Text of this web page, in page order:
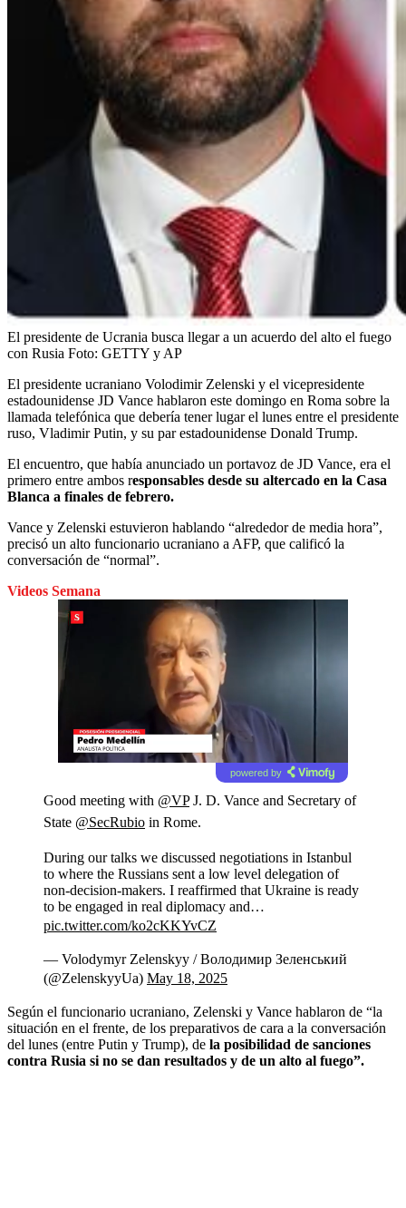
El presidente de Ucrania busca llegar a un acuerdo del alto el fuego
con Rusia Foto: GETTY y AP
El presidente ucraniano Volodimir Zelenski y el vicepresidente
estadounidense JD Vance hablaron este domingo en Roma sobre la
llamada telefónica que debería tener lugar el lunes entre el presidente
ruso, Vladimir Putin, y su par estadounidense Donald Trump.
El encuentro, que había anunciado un portavoz de JD Vance, era el
primero entre ambos responsables desde su altercado en la Casa
Blanca a finales de febrero.
Vance y Zelenski estuvieron hablando “alrededor de media hora”,
precisó un alto funcionario ucraniano a AFP, que calificó la
conversación de “normal”.
Videos Semana
powered by
Good meeting with @VPJ. D. Vance and Secretary of
State @SecRubio in Rome.
During our talks we discussed negotiations in Istanbul
to where the Russians sent a low level delegation of
non-decision-makers. I reaffirmed that Ukraine is ready
to be engaged in real diplomacy and…
pic.twitter.com/ko2cKKYvCZ
— Volodymyr Zelenskyy / Володимир Зеленський
(@ZelenskyyUa) May 18, 2025
Según el funcionario ucraniano, Zelenski y Vance hablaron de “la
situación en el frente, de los preparativos de cara a la conversación
del lunes (entre Putin y Trump), de la posibilidad de sanciones
contra Rusia si no se dan resultados y de un alto al fuego”.